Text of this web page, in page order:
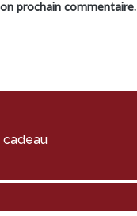
prochain commentaire.
cadeau